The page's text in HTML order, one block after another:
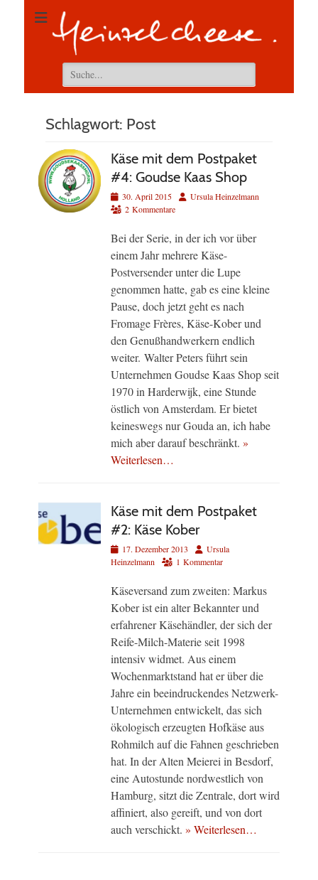
Suchen
nach:
Schlagwort: Post
Käse mit dem Postpaket
#4: Goudse Kaas Shop
Veröffentlicht
am
30. April 2015 AutorUrsula Heinzelmann
2 Kommentare
Bei der Serie, in der ich vor über
einem Jahr mehrere Käse-
Postversender unter die Lupe
genommen hatte, gab es eine kleine
Pause, doch jetzt geht es nach
Fromage Frères, Käse-Kober und
den Genußhandwerkern endlich
weiter. Walter Peters führt sein
Unternehmen Goudse Kaas Shop seit
1970 in Harderwijk, eine Stunde
östlich von Amsterdam. Er bietet
keineswegs nur Gouda an, ich habe
mich aber darauf beschränkt. »
Weiterlesen…
Käse mit dem Postpaket
#2: Käse Kober
Veröffentlicht
am
17. Dezember 2013 AutorUrsula
Heinzelmann
1 Kommentar
Käseversand zum zweiten: Markus
Kober ist ein alter Bekannter und
erfahrener Käsehändler, der sich der
Reife-Milch-Materie seit 1998
intensiv widmet. Aus einem
Wochenmarktstand hat er über die
Jahre ein beeindruckendes Netzwerk-
Unternehmen entwickelt, das sich
ökologisch erzeugten Hofkäse aus
Rohmilch auf die Fahnen geschrieben
hat. In der Alten Meierei in Besdorf,
eine Autostunde nordwestlich von
Hamburg, sitzt die Zentrale, dort wird
affiniert, also gereift, und von dort
auch verschickt. » Weiterlesen…